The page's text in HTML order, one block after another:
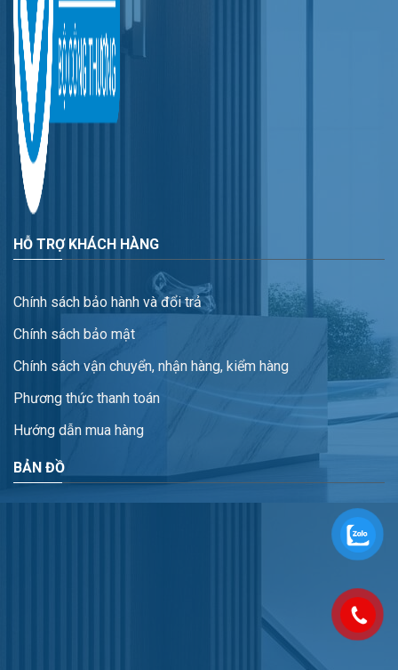
HỖ TRỢ KHÁCH HÀNG
Chính sách bảo hành và đổi trả
Chính sách bảo mật
Chính sách vận chuyển, nhận hàng, kiểm hàng
Phương thức thanh toán
Hướng dẫn mua hàng
BẢN ĐỒ